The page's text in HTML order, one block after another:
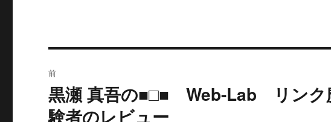
稿
ナ
前
過
去
黒瀬 真吾の■□■ Web-Lab リン
験者のレビュー